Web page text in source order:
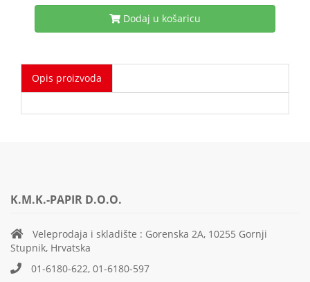
Dodaj u košaricu
Opis proizvoda
K.M.K.-PAPIR D.O.O.
Veleprodaja i skladište : Gorenska 2A, 10255 Gornji
Stupnik, Hrvatska
01-6180-622, 01-6180-597